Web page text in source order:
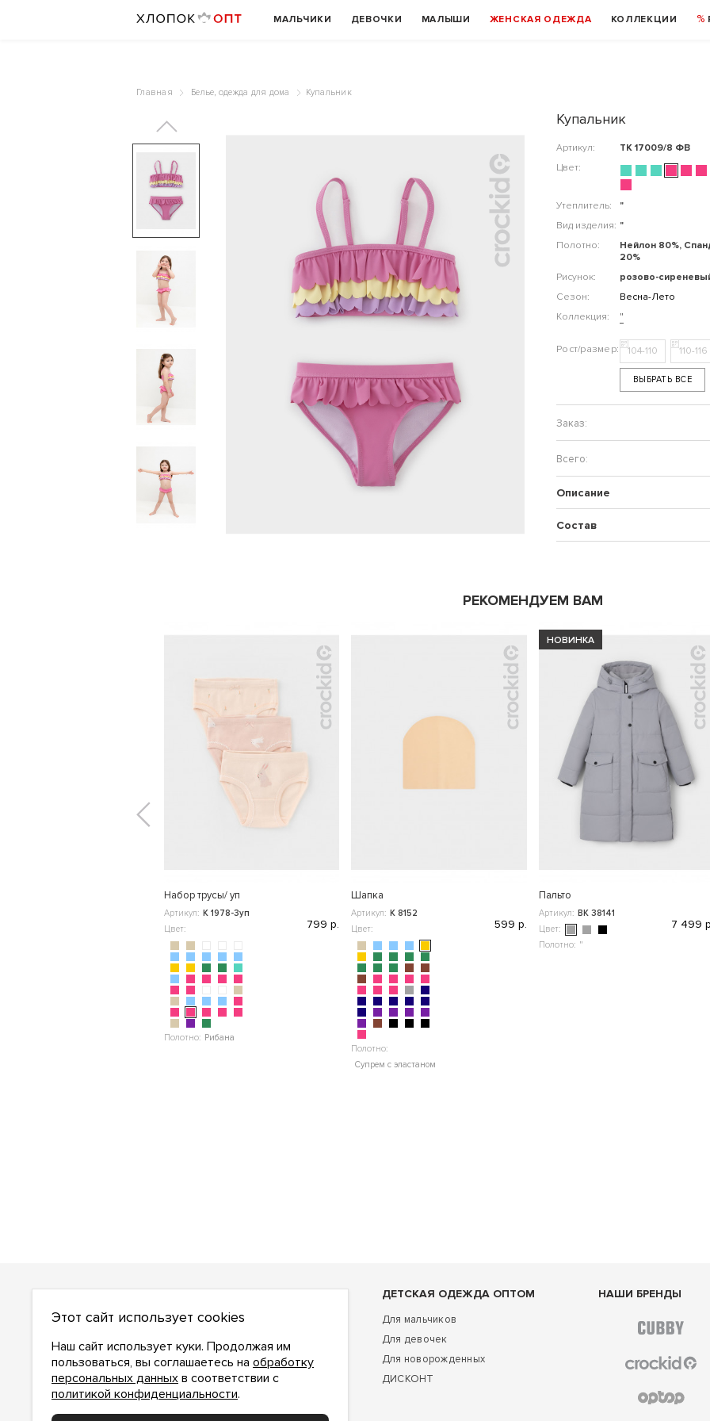
МАЛЬЧИКИ ДЕВОЧКИ МАЛЫШИ ЖЕНСКАЯ ОДЕЖДА КОЛЛЕКЦИИ
Главная Белье, одежда для дома Купальник
Купальник
Артикул:
ТК 17009/8 ФВ
Цвет:
Утеплитель:
"
Вид изделия: "
Полотно:
Нейлон 80%,
20%
Рисунок:
розово-
Сезон:
Весна-Лето
Коллекция:
"
104-110 110-116
ВЫБРАТЬ ВСЕ
Описание
Состав
РЕКОМЕНДУЕМ ВАМ
Набор трусы/ уп
Артикул: К 1978-3уп
Цвет:
Полотно: Рибана
799 р.
Шапка
Артикул: К 8152
Цвет:
Полотно:
Супрем с эластаном
599 р.
НОВИНКА
Пальто
Артикул: ВК 38141
Цвет:
Полотно: "
7 499
О НАС
О компании
Как сделать заказ
Условия работы
Доставка и оплата
Возврат
ДЕТСКАЯ ОДЕЖДА ОПТОМ
Для мальчиков
Для девочек
Для новорожденных
ДИСКОНТ
НАШИ БРЕНДЫ
Этот сайт использует cookies
Наш сайт использует куки. Продолжая им
пользоваться, вы соглашаетесь на обработку
персональных данных в соответствии с
политикой конфиденциальности.